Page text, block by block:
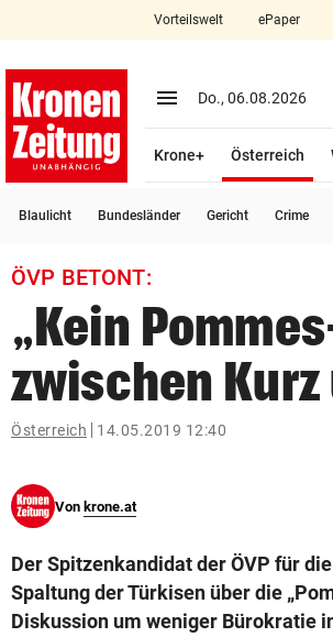
account_circle Anmelden
bookmark
search
Suchbegriff
eingeben
© Krone Multimedia GmbH & Co KG 2026
Vorteilswelt ePaper
menu Menü aufklappen
Do., 06.08.2026
Krone+ Österreich
Blaulicht Bundesländer Gericht Crime
ÖVP BETONT:
„Kein
zwischen Kurz
Österreich 14.05.2019 12:40
Von krone.at
Der Spitzenkandidat der ÖVP für
Spaltung der Türkisen über die
Diskussion um weniger Bürokratie